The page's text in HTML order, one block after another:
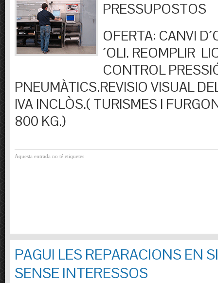
PRESSUPOSTOS
OFERTA: CANVI
´OLI. REOMPLIR
CONTROL
PNEUMÀTICS.REVISIO VISUAL
IVA INCLÒS.( TURISMES I
800 KG.)
Aquesta entrada no té etiquetes
PAGUI LES REPARACIONS EN
SENSE INTERESSOS